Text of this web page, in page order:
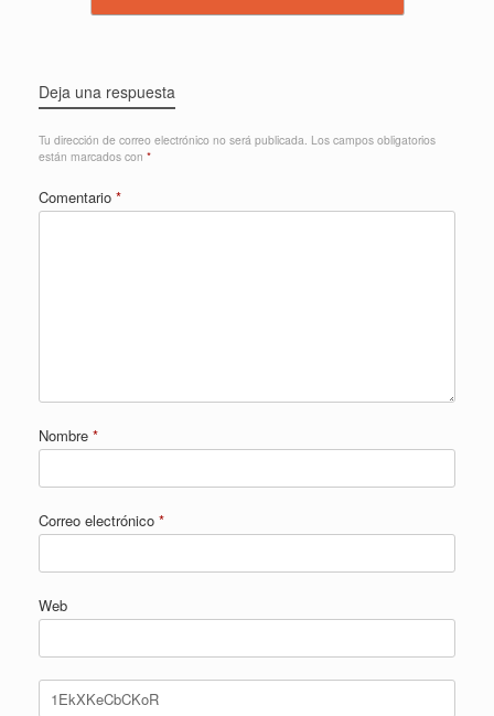
Deja una respuesta
Tu dirección de correo electrónico no será publicada. Los campos obligatorios
están marcados con *
Comentario *
Nombre *
Correo electrónico *
Web